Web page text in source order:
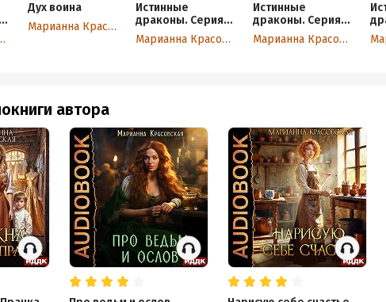
Дух воина
Марианна Красовская
Истинные
драконы. Серия
2. Истинное
сокровище
Марианна Красовская
Истинные
драконы. Серия
3. Второй шанс
для истинной
Марианна Красовская
4.
автора